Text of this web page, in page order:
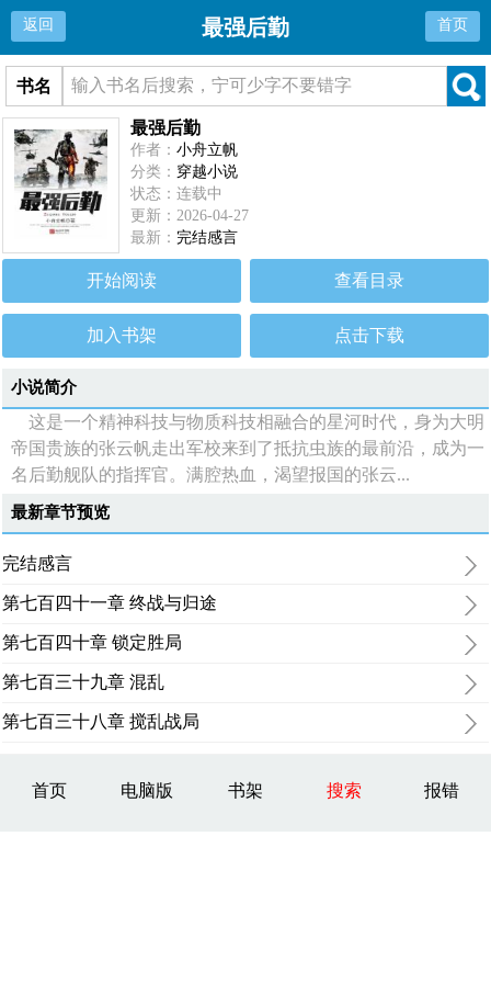
返回 最强后勤 首页
书名
最强后勤
作者：小舟立帆
分类： 穿越小说
状态：连载中
更新：2026-04-27
最新： 完结感言
开始阅读 查看目录
加入书架 点击下载
小说简介
这是一个精神科技与物质科技相融合的星河时代，身为大明
帝国贵族的张云帆走出军校来到了抵抗虫族的最前沿，成为一
名后勤舰队的指挥官。满腔热血，渴望报国的张云...
最新章节预览
完结感言
第七百四十一章 终战与归途
第七百四十章 锁定胜局
第七百三十九章 混乱
第七百三十八章 搅乱战局
首页 电脑版 书架 搜索 报错